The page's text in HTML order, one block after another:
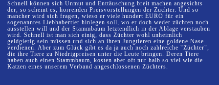
Schnell können sich Unmut und Enttäuschung breit machen angesichts
der, so scheint es, horrenden Preisvorstellungen der Züchter. Und so
mancher wird sich fragen, wieso er viele hundert EURO für ein
sogenanntes Liebhabertier hinlegen soll, wo er doch weder züchten noch
ausstellen will und der Stammbaum letztendlich in der Ablage verstauben
wird. Schnell ist man sich einig, dass Züchter wohl unheimlich
geldgierig sein müssen und sich an ihren Jungtieren eine goldene Nase
verdienen. Aber zum Glück gibt es da ja auch noch zahlreiche "Züchter",
die ihre Tiere zu Niedrigpreisen unter die Leute bringen. Deren Tiere
haben auch einen Stammbaum, kosten aber oft nur halb so viel wie die
Katzen eines unserem Verband angeschlossenen Züchters.